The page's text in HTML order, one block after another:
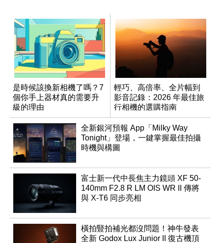
是時候該換新相機了嗎？7
個你手上器材真的需要升
級的理由
輕巧、高倍率、全片幅到
影音記錄：2026 年最佳旅
行相機的選購指南
全新銀河預報 App「Milky Way
Tonight」登場，一鍵掌握最佳拍攝
時機與構圖
富士新一代中長焦主力鏡頭 XF 50-
140mm F2.8 R LM OIS WR II 傳將
與 X-T6 同步亮相
橫拍豎拍補光都沒問題！神牛發表
全新 Godox Lux Junior II 復古機頂